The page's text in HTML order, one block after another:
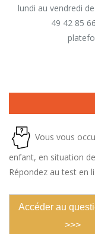
lundi au vendredi
49 42 85
Vous vous
enfant, en situation
Répondez au test en
Accéder au
>>>